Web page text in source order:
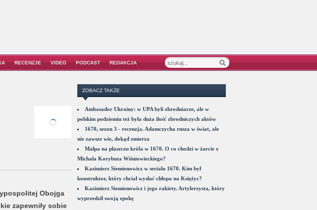
RECENZJE VIDEO PODCAST REDAKCJA
Obojga
zapewniły sobie
ZOBACZ TAKŻE
Ambasador Ukrainy: w UPA byli zbrodniarze, ale w
polskim podziemiu też była duża ilość zbrodniczych aktów
1670, sezon 3 - recenzja. Adamczycha rusza w świat, ale
nie zawsze wie, dokąd zmierza
Małpa na płaszczu króla w 1670. O co chodzi w żarcie z
Michała Korybuta Wiśniowieckiego?
Kazimierz Siemienowicz w serialu 1670. Kim był
konstruktor, który chciał wysłać chłopa na Księżyc?
Kazimierz Siemienowicz i jego rakiety. Artylerzysta, który
wyprzedził swoją epokę